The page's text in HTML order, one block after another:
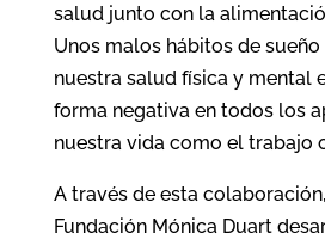
salud junto con la
Unos malos hábitos de
nuestra salud física y mental
forma negativa en todos los
nuestra vida como el trabajo
A través de esta
Fundación Mónica Duart